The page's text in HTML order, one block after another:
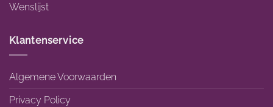
Wenslijst
Klantenservice
Algemene Voorwaarden
Privacy Policy